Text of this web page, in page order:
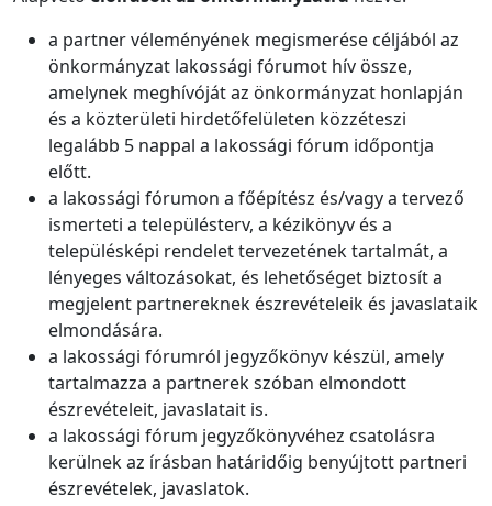
a partner véleményének megismerése céljából az
önkormányzat lakossági fórumot hív össze,
amelynek meghívóját az önkormányzat honlapján
és a közterületi hirdetőfelületen közzéteszi
legalább 5 nappal a lakossági fórum időpontja
előtt.
a lakossági fórumon a főépítész és/vagy a tervező
ismerteti a településterv, a kézikönyv és a
településképi rendelet tervezetének tartalmát, a
lényeges változásokat, és lehetőséget biztosít a
megjelent partnereknek észrevételeik és javaslataik
elmondására.
a lakossági fórumról jegyzőkönyv készül, amely
tartalmazza a partnerek szóban elmondott
észrevételeit, javaslatait is.
a lakossági fórum jegyzőkönyvéhez csatolásra
kerülnek az írásban határidőig benyújtott partneri
észrevételek, javaslatok.